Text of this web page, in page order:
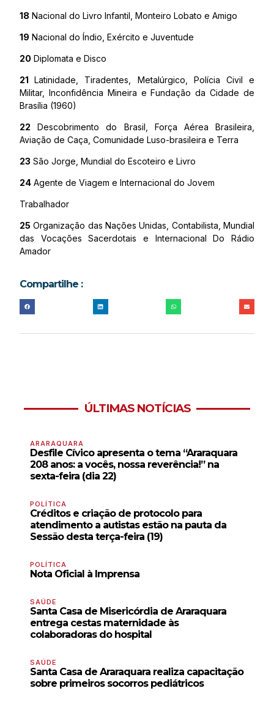
18 Nacional do Livro Infantil, Monteiro Lobato e Amigo
19 Nacional do Índio, Exército e Juventude
20 Diplomata e Disco
21Latinidade, Tiradentes, Metalúrgico, Polícia Civil e
Militar, Inconfidência Mineira e Fundação da Cidade de
Brasília (1960)
22 Descobrimento do Brasil, Força Aérea Brasileira,
Aviação de Caça, Comunidade Luso-brasileira e Terra
23 São Jorge, Mundial do Escoteiro e Livro
24 Agente de Viagem e Internacional do Jovem
Trabalhador
25 Organização das Nações Unidas, Contabilista, Mundial
das Vocações Sacerdotais e Internacional Do Rádio
Amador
Compartilhe :
ÚLTIMAS NOTÍCIAS
ARARAQUARA
Desfile Cívico apresenta o tema “Araraquara
208 anos: a vocês, nossa reverência!” na
sexta-feira (dia 22)
POLÍTICA
Créditos e criação de protocolo para
atendimento a autistas estão na pauta da
Sessão desta terça-feira (19)
POLÍTICA
Nota Oficial à Imprensa
SAÚDE
Santa Casa de Misericórdia de Araraquara
entrega cestas maternidade às
colaboradoras do hospital
SAÚDE
Santa Casa de Araraquara realiza capacitação
sobre primeiros socorros pediátricos